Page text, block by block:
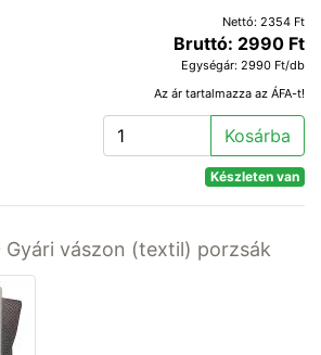
Nettó: 2354 Ft
Bruttó: 2990 Ft
Egységár: 2990 Ft/db
Az ár tartalmazza az ÁFA-t!
Kosárba
Készleten van
Gyári vászon (textil) porzsák